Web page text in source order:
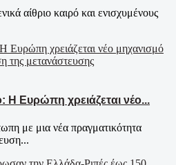
αίθριο καιρό και ενισχυμένους
Η Ευρώπη χρειάζεται νέο...
με μια νέα πραγματικότητα